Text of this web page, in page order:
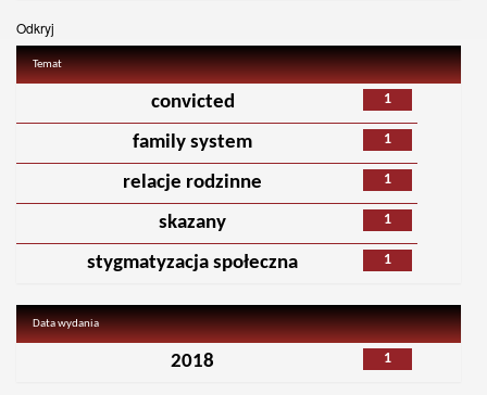
Odkryj
Temat
1
convicted
1
family system
1
relacje rodzinne
1
skazany
1
stygmatyzacja społeczna
Data wydania
1
2018